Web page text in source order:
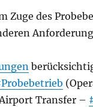
Zuge des
Transfer –